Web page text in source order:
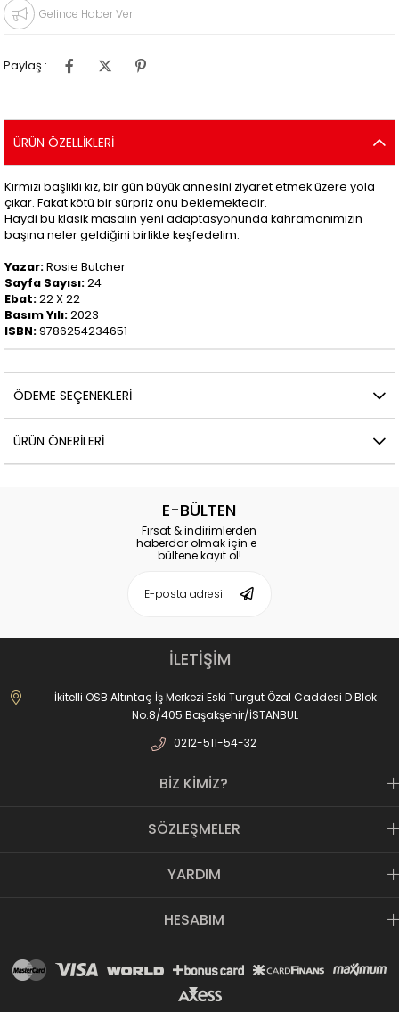
Gelince Haber Ver
Paylaş :
ÜRÜN ÖZELLIKLERI
Kırmızı başlıklı kız, bir gün büyük annesini ziyaret etmek üzere yola
çıkar. Fakat kötü bir sürpriz onu beklemektedir.
Haydi bu klasik masalın yeni adaptasyonunda kahramanımızın
başına neler geldiğini birlikte keşfedelim.
Yazar:Rosie Butcher
Sayfa Sayısı:24
Ebat:22 X 22
Basım Yılı:2023
ISBN:9786254234651
ÖDEME SEÇENEKLERI
ÜRÜN ÖNERILERI
E-BÜLTEN
Fırsat & indirimlerden
haberdar olmak için e-
bültene kayıt ol!
İLETİŞİM
İkitelli OSB Altıntaç İş Merkezi Eski Turgut Özal Caddesi D Blok
No.8/405 Başakşehir/İSTANBUL
0212-511-54-32
BİZ KİMİZ?
SÖZLEŞMELER
YARDIM
HESABIM